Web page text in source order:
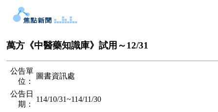
萬方《中醫藥知識庫》試用～12/31
公告單
位：
圖書資訊處
公告日
期：
114/10/31~114/11/30